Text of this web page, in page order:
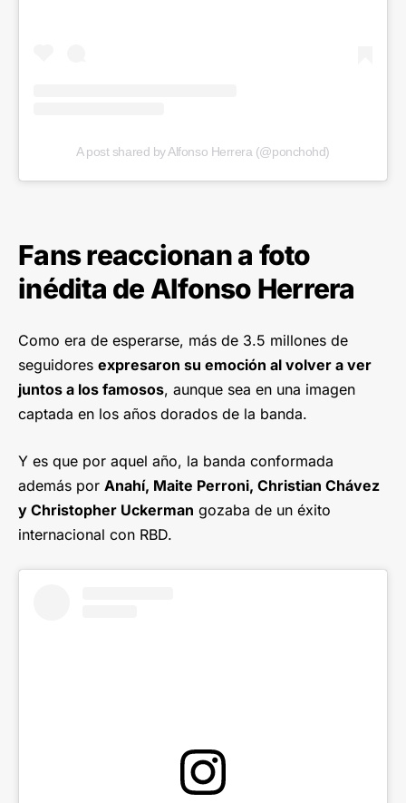
A post shared by Alfonso Herrera (@ponchohd)
Fans reaccionan a foto
inédita de Alfonso Herrera
Como era de esperarse, más de 3.5 millones de
seguidores expresaron su emoción al volver a ver
juntos a los famosos, aunque sea en una imagen
captada en los años dorados de la banda.
Y es que por aquel año, la banda conformada
además por Anahí, Maite Perroni, Christian Chávez
y Christopher Uckerman gozaba de un éxito
internacional con RBD.